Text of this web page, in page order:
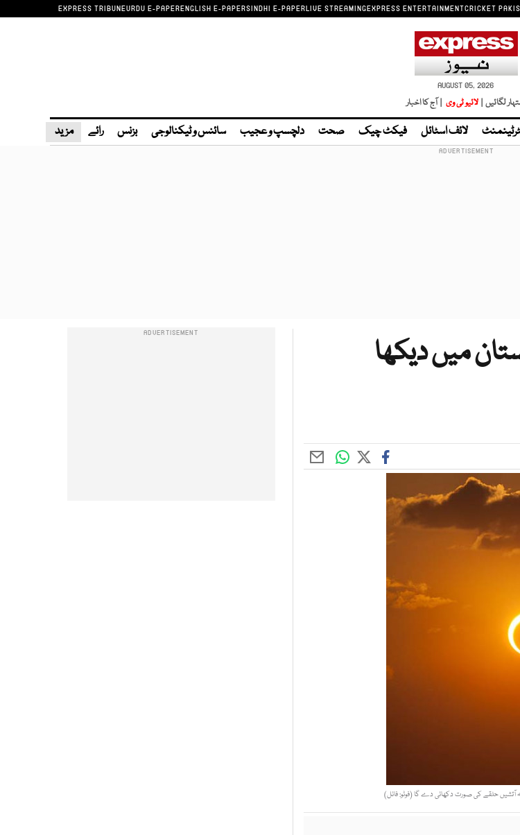
EXPRESS TRIBUNEURDU E-PAPERENGLISH E-PAPERSINDHI E-PAPERLIVE STREAMINGEXPRESS ENTERTAINMENTCRICKET
AUGUST 05, 2026
لگائیں | لائیو ٹی وی | آج کا اخبار
لائف اسٹائل فیکٹ چیک صحت دلچسپ و عجیب سائنس و ٹیکنالوجی بزنس رائے مزید
میں دیکھا